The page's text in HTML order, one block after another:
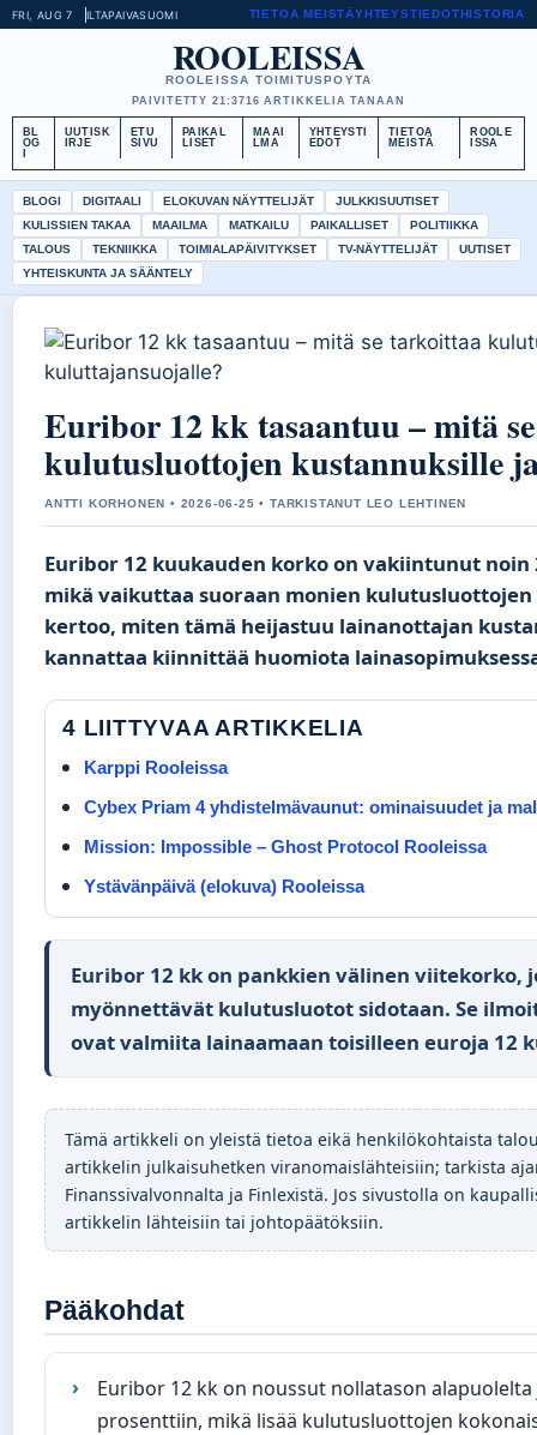
FRI, AUG 7 ILTAPAIVASUOMI TIETOA MEISTÄYHTEYSTIEDOTHISTORIA
ROOLEISSA
ROOLEISSA TOIMITUSPOYTA
PAIVITETTY 21:3716 ARTIKKELIA TANAAN
BL
OG
UUTISK
IRJE
ETU
SIVU
PAIKAL
LISET
MAAI
LMA
YHTEYSTI
EDOT
TIETOA
MEISTÄ
ROOLE
ISSA
BLOGI DIGITAALI ELOKUVAN NÄYTTELIJÄT
JULKKISUUTISET
KULISSIEN TAKAA
MAAILMA MATKAILU PAIKALLISET
POLITIIKKA
TALOUS
TEKNIIKKA TOIMIALAPÄIVITYKSET TV-NÄYTTELIJÄT
UUTISET
YHTEISKUNTA JA SÄÄNTELY
Euribor 12 kk tasaantuu – mitä
kulutusluottojen kustannuksille
ANTTI KORHONEN • 2026-06-25 • TARKISTANUT LEO LEHTINEN
Euribor 12 kuukauden korko on vakiintunut
mikä vaikuttaa suoraan monien
kertoo, miten tämä heijastuu lainanottajan
kannattaa kiinnittää huomiota
4 LIITTYVAA ARTIKKELIA
Karppi Rooleissa
Cybex Priam 4 yhdistelmävaunut: ominaisuudet ja
Mission: Impossible – Ghost Protocol Rooleissa
Ystävänpäivä (elokuva) Rooleissa
Euribor 12 kk on pankkien välinen viitekorko,
myönnettävät kulutusluotot sidotaan. Se
ovat valmiita lainaamaan toisilleen euroja 12
Tämä artikkeli on yleistä tietoa eikä henkilökohtaista
artikkelin julkaisuhetken viranomaislähteisiin; tarkista
Finanssivalvonnalta ja Finlexistä. Jos sivustolla on
artikkelin lähteisiin tai johtopäätöksiin.
Pääkohdat
Euribor 12 kk on noussut nollatason
prosenttiin, mikä lisää kulutusluottojen